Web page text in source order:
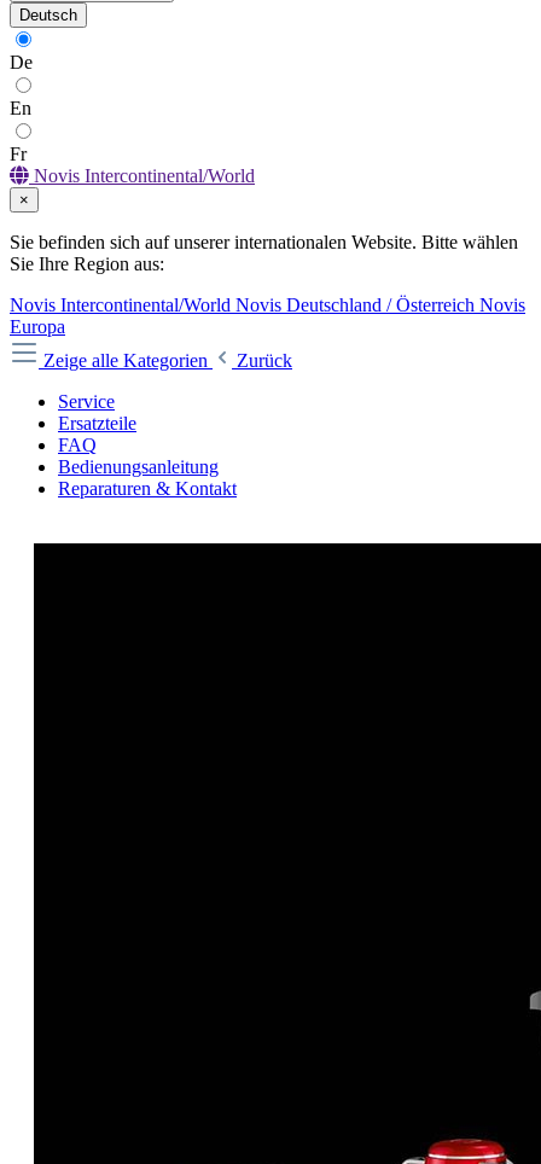
Deutsch
De
En
Fr
Novis Intercontinental/World
×
Sie befinden sich auf unserer internationalen Website. Bitte wählen
Sie Ihre Region aus:
Novis Intercontinental/World Novis Deutschland / Österreich Novis
Europa
Zeige alle Kategorien
Zurück
Service
Ersatzteile
FAQ
Bedienungsanleitung
Reparaturen & Kontakt